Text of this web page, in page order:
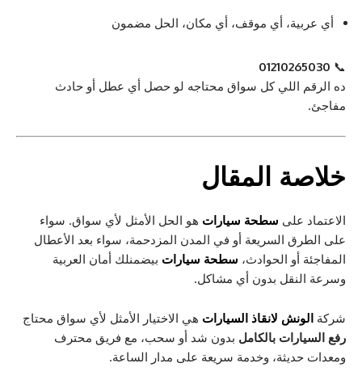
أي عربية، أي موقف، أي مكان، الحل مضمون
📞
01210265030
ده الرقم اللي كل سواق محتاجه لو حصل أي عطل أو حادث
مفاجئ.
خلاصة المقال
الاعتماد على سطحة سيارات هو الحل الأمثل لأي سواق. سواء
على الطرق السريعة أو في المدن المزدحمة، سواء بعد الأعطال
المفاجئة أو الحوادث، سطحة سيارات بيضمنلك أمان العربية
وسرعة النقل بدون أي مشاكل.
شركة الونش لانقاذ السيارات هي الاختيار الأمثل لأي سواق محتاج
رفع السيارات بالكامل بدون شد أو سحب، مع فريق محترف
ومعدات حديثة، وخدمة سريعة على مدار الساعة.